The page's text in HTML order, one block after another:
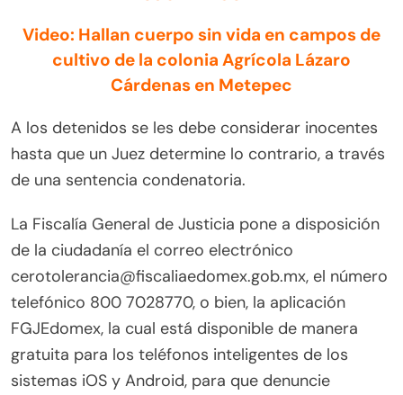
Video: Hallan cuerpo sin vida en campos de
cultivo de la colonia Agrícola Lázaro
Cárdenas en Metepec
A los detenidos se les debe considerar inocentes
hasta que un Juez determine lo contrario, a través
de una sentencia condenatoria.
La Fiscalía General de Justicia pone a disposición
de la ciudadanía el correo electrónico
cerotolerancia@fiscaliaedomex.gob.mx, el número
telefónico 800 7028770, o bien, la aplicación
FGJEdomex, la cual está disponible de manera
gratuita para los teléfonos inteligentes de los
sistemas iOS y Android, para que denuncie